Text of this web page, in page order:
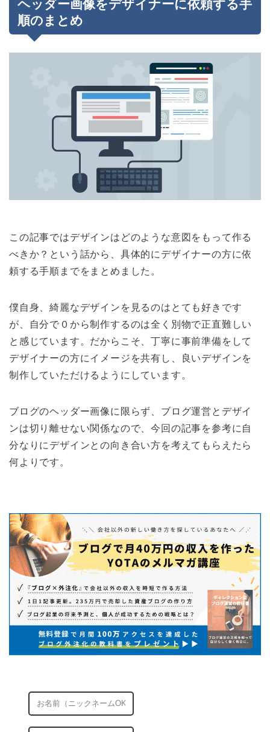
ヘッダー画像をデザイナーに依頼する手
順のまとめ
この記事ではデザインはどのような意図をもって作る
べきか？という話から、具体的にデザイナーの方に依
頼する手順までをまとめました。
僕自身、綺麗なデザインを見るのはとても好きです
が、自分で０から制作するのは全く別物で正直難しい
と感じています。だからこそ、丁寧に事前準備をして
デザイナーの方にイメージを共有し、良いデザインを
制作していただけるようにしています。
ブログのヘッダー画像に限らず、ブログ運営とデザイ
ンは切り離せない関係なので、今回の記事を参考に自
分なりにデザインとの向き合い方を考えてもらえたら
何よりです。